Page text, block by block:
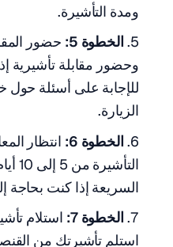
ومدة التأشيرة.
الخطوة 5:
حضور
وحضور مقابلة تأشيرية
للإجابة على أسئلة
الزيارة.
الخطوة 6:
انتظار
السريعة إذا كنت
الخطوة 7:
استلام
استلم تأشيرتك من